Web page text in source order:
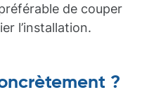
de couper
l’installation.
?